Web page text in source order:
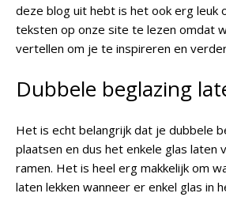
deze blog uit hebt is het ook erg leuk
teksten op onze site te lezen omdat
vertellen om je te inspireren en
Dubbele beglazing
Het is echt belangrijk dat je dubbele
plaatsen en dus het enkele glas laten
ramen. Het is heel erg makkelijk om
laten lekken wanneer er enkel glas in